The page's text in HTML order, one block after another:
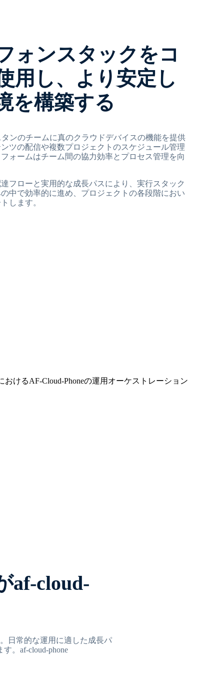
ォンスタックをコ
用し、より安定し
を構築する
タンのチームに真のクラウドデバイスの機能を提供
ツの配信や複数プロジェクトのスケジュール管理
ォームはチーム間の協力効率とプロセス管理を向
フローと実用的な成長パスにより、実行スタック
中で効率的に進め、プロジェクトの各段階におい
します。
af-cloud-
日常的な運用に適した成長パ
。af-cloud-phone